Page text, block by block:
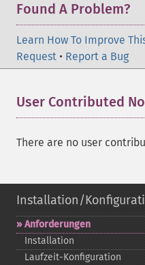
Found A Problem?
Learn How To Improve
Request • Report a Bug
User Contributed
There are no user
Installation/
Anforderungen
Installation
Laufzeit-​Konfiguration